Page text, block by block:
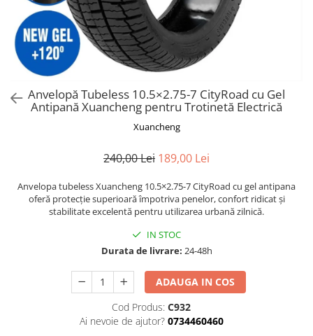
Trotinete Peste 3000 Lei
Trotinete cu Scaun
Trotinete cu Cheie
Trotinete cu Baterie Detașabilă
Trotinete cu Cheie
Trotinete cu Suspensii
Trotinete cu Ghidon Reglabil
ATV 200cc
ATV 1000W
ATV 1500W
Suporturi pentru telefon
Oglinzi retrovizoare
Ornamente, stickere & viniluri
Iluminare decorativă
KuKirin G3
KuKirin G2 Master
KuKirin G1 Pro
KuKirin V1 Pro
KuKirin V2
KuKirin S1 Max
KuKirin T3
Xiaomi Mi
Anvelope solide
Camere de aer
Anvelopă Tubeless 10.5×2.75-7 CityRoad cu Gel
Antipană Xuancheng pentru Trotinetă Electrică
Xuancheng
240,00 Lei 189,00 Lei
Anvelopa tubeless Xuancheng 10.5×2.75-7 CityRoad cu gel antipana
oferă protecție superioară împotriva penelor, confort ridicat și
stabilitate excelentă pentru utilizarea urbană zilnică.
IN STOC
Durata de livrare: 24-48h
ADAUGA IN COS
Cod Produs: C932
Ai nevoie de ajutor? 0734460460